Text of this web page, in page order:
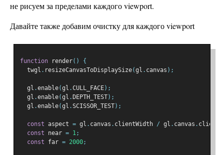
не рисуем за пределами каждого viewport.
Давайте также добавим очистку для каждого viewport
function render()
{
  twgl
. resizeCanvasToDisplaySize(gl . canvas );
  gl
.enable(gl .CULL_FACE);
  gl
.enable(gl . DEPTH_TEST);
  gl
.enable(gl .SCISSOR_TEST);
const aspect = gl . canvas . clientWidth / gl . canvas .
const near = 1;
const far = 2000;